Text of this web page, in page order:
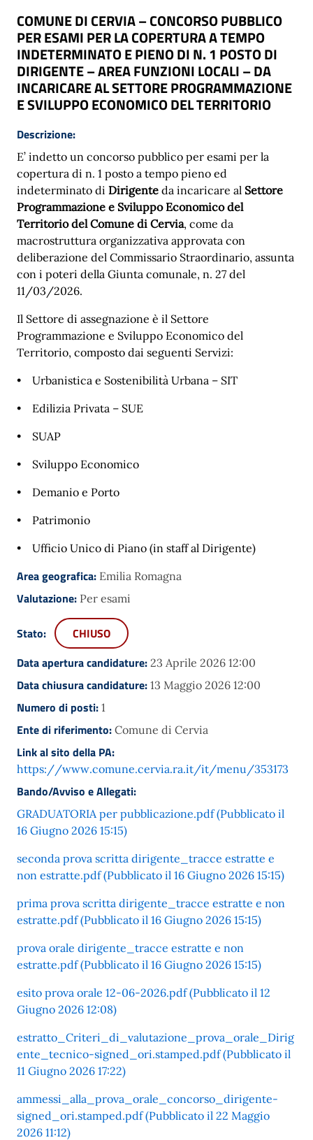
COMUNE DI CERVIA – CONCORSO PUBBLICO
PER ESAMI PER LA COPERTURA A TEMPO
INDETERMINATO E PIENO DI N. 1 POSTO DI
DIRIGENTE – AREA FUNZIONI LOCALI – DA
INCARICARE AL SETTORE PROGRAMMAZIONE
E SVILUPPO ECONOMICO DEL TERRITORIO
Descrizione:
E’ indetto un concorso pubblico per esami per la
copertura di n. 1 posto a tempo pieno ed
indeterminato di Dirigente da incaricare al Settore
Programmazione e Sviluppo Economico del
Territorio del Comune di Cervia, come da
macrostruttura organizzativa approvata con
deliberazione del Commissario Straordinario, assunta
con i poteri della Giunta comunale, n. 27 del
11/03/2026.
Il Settore di assegnazione è il Settore
Programmazione e Sviluppo Economico del
Territorio, composto dai seguenti Servizi:
• Urbanistica e Sostenibilità Urbana – SIT
• Edilizia Privata – SUE
• SUAP
• Sviluppo Economico
• Demanio e Porto
• Patrimonio
• Ufficio Unico di Piano (in staff al Dirigente)
Area geografica: Emilia Romagna
Valutazione: Per esami
Stato:
CHIUSO
Data apertura candidature: 23 Aprile 2026 12:00
Data chiusura candidature: 13 Maggio 2026 12:00
Numero di posti: 1
Ente di riferimento: Comune di Cervia
Link al sito della PA:
https://www.comune.cervia.ra.it/it/menu/353173
Bando/Avviso e Allegati:
GRADUATORIA per pubblicazione.pdf (Pubblicato il
16 Giugno 2026 15:15)
seconda prova scritta dirigente_tracce estratte e
non estratte.pdf (Pubblicato il 16 Giugno 2026 15:15)
prima prova scritta dirigente_tracce estratte e non
estratte.pdf (Pubblicato il 16 Giugno 2026 15:15)
prova orale dirigente_tracce estratte e non
estratte.pdf (Pubblicato il 16 Giugno 2026 15:15)
esito prova orale 12-06-2026.pdf (Pubblicato il 12
Giugno 2026 12:08)
estratto_Criteri_di_valutazione_prova_orale_Dirig
ente_tecnico-signed_ori.stamped.pdf (Pubblicato il
11 Giugno 2026 17:22)
ammessi_alla_prova_orale_concorso_dirigente-
signed_ori.stamped.pdf (Pubblicato il 22 Maggio
2026 11:12)